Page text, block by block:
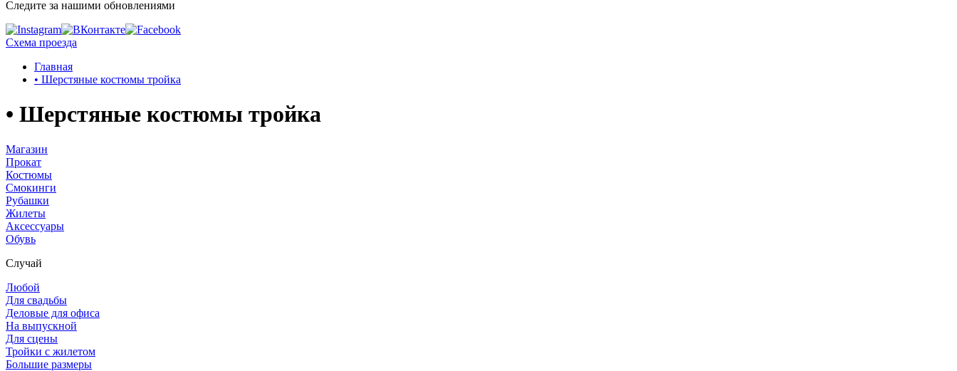
Следите за нашими обновлениями
Схема проезда
Главная
• Шерстяные костюмы тройка
• Шерстяные костюмы тройка
Магазин
Прокат
Костюмы
Смокинги
Рубашки
Жилеты
Аксессуары
Обувь
Случай
Любой
Для свадьбы
Деловые для офиса
На выпускной
Для сцены
Тройки с жилетом
Большие размеры